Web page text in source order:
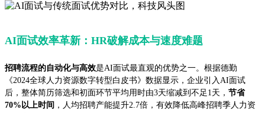
AI面试效率革新：HR破解成本与速度难题
招聘流程的自动化与高效是AI面试最直观的优势之一。根据德勤
《2024全球人力资源数字转型白皮书》数据显示，企业引入AI面试
后，整体简历筛选和初面环节平均用时由3天缩减到不足1天， 节省
70%以上时间 ，人均招聘产能提升2.7倍，有效降低高峰招聘季人力资